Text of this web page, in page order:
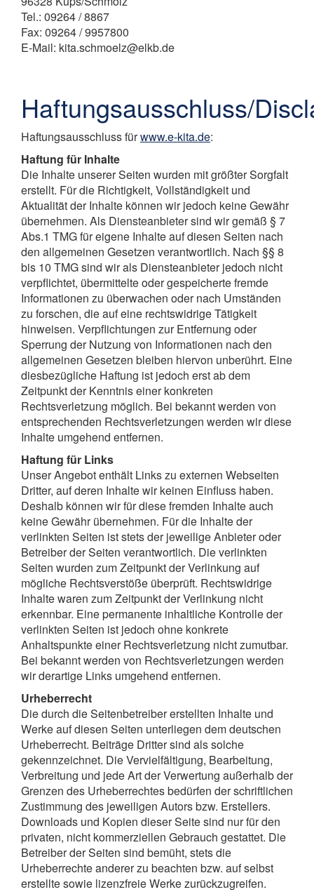
Tel.: 09264 / 8867
Fax: 09264 / 9957800
E-Mail: kita.schmoelz@elkb.de
Haftungsausschluss/
Haftungsausschluss fürwww.e-kita.de:
Haftung für Inhalte
Die Inhalte unserer Seiten wurden mit größter Sorgfalt
erstellt. Für die Richtigkeit, Vollständigkeit und
Aktualität der Inhalte können wir jedoch keine Gewähr
übernehmen. Als Diensteanbieter sind wir gemäß § 7
Abs.1 TMG für eigene Inhalte auf diesen Seiten nach
den allgemeinen Gesetzen verantwortlich. Nach §§ 8
bis 10 TMG sind wir als Diensteanbieter jedoch nicht
verpflichtet, übermittelte oder gespeicherte fremde
Informationen zu überwachen oder nach Umständen
zu forschen, die auf eine rechtswidrige Tätigkeit
hinweisen. Verpflichtungen zur Entfernung oder
Sperrung der Nutzung von Informationen nach den
allgemeinen Gesetzen bleiben hiervon unberührt. Eine
diesbezügliche Haftung ist jedoch erst ab dem
Zeitpunkt der Kenntnis einer konkreten
Rechtsverletzung möglich. Bei bekannt werden von
entsprechenden Rechtsverletzungen werden wir diese
Inhalte umgehend entfernen.
Haftung für Links
Unser Angebot enthält Links zu externen Webseiten
Dritter, auf deren Inhalte wir keinen Einfluss haben.
Deshalb können wir für diese fremden Inhalte auch
keine Gewähr übernehmen. Für die Inhalte der
verlinkten Seiten ist stets der jeweilige Anbieter oder
Betreiber der Seiten verantwortlich. Die verlinkten
Seiten wurden zum Zeitpunkt der Verlinkung auf
mögliche Rechtsverstöße überprüft. Rechtswidrige
Inhalte waren zum Zeitpunkt der Verlinkung nicht
erkennbar. Eine permanente inhaltliche Kontrolle der
verlinkten Seiten ist jedoch ohne konkrete
Anhaltspunkte einer Rechtsverletzung nicht zumutbar.
Bei bekannt werden von Rechtsverletzungen werden
wir derartige Links umgehend entfernen.
Urheberrecht
Die durch die Seitenbetreiber erstellten Inhalte und
Werke auf diesen Seiten unterliegen dem deutschen
Urheberrecht. Beiträge Dritter sind als solche
gekennzeichnet. Die Vervielfältigung, Bearbeitung,
Verbreitung und jede Art der Verwertung außerhalb der
Grenzen des Urheberrechtes bedürfen der schriftlichen
Zustimmung des jeweiligen Autors bzw. Erstellers.
Downloads und Kopien dieser Seite sind nur für den
privaten, nicht kommerziellen Gebrauch gestattet. Die
Betreiber der Seiten sind bemüht, stets die
Urheberrechte anderer zu beachten bzw. auf selbst
erstellte sowie lizenzfreie Werke zurückzugreifen.